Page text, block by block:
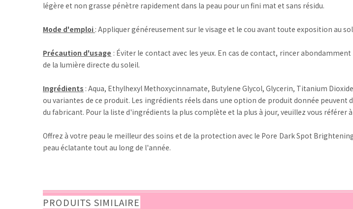
légère et non grasse pénètre rapidement dans la peau pour un fini mat et sans résidu.
Mode d'emploi : Appliquer généreusement sur le visage et le cou avant toute exposition au
Précaution d'usage : Éviter le contact avec les yeux. En cas de contact, rincer
de la lumière directe du soleil.
Ingrédients : Aqua, Ethylhexyl Methoxycinnamate, Butylene Glycol, Glycerin, Titanium
ou variantes de ce produit. Les ingrédients réels dans une option de produit donnée
du fabricant. Pour la liste d'ingrédients la plus complète et la plus à jour, veuillez vous référer
Offrez à votre peau le meilleur des soins et de la protection avec le Pore Dark Spot
peau éclatante tout au long de l'année.
PRODUITS SIMILAIRE